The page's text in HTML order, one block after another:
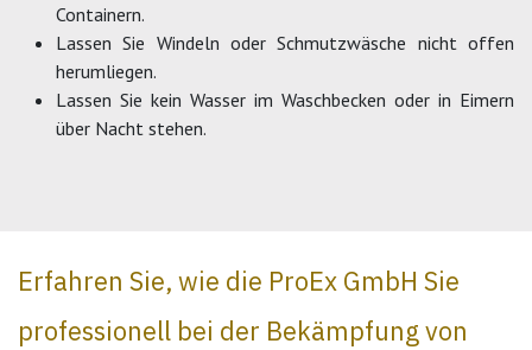
Containern.
Lassen Sie Windeln oder Schmutzwäsche nicht offen
herumliegen.
Lassen Sie kein Wasser im Waschbecken oder in Eimern
über Nacht stehen.
Erfahren Sie, wie die ProEx GmbH Sie
professionell bei der Bekämpfung von